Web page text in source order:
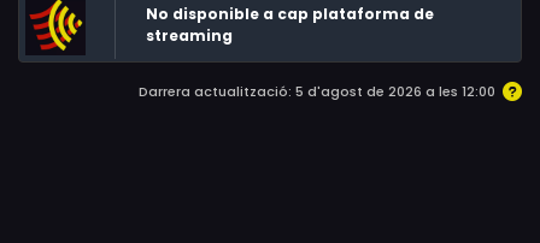
No disponible a cap plataforma de
streaming
Darrera actualització: 5 d'agost de 2026 a les 12:00